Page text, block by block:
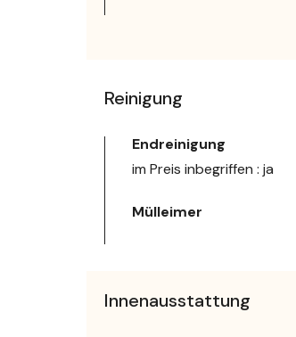
Reinigung
Endreinigung
im Preis inbegriffen : ja
Mülleimer
Innenausstattung